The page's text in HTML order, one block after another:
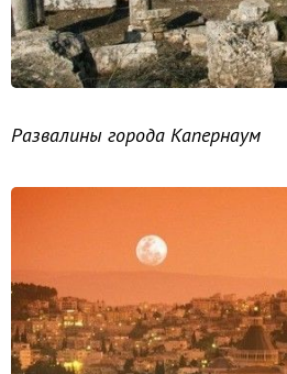
Развалины города Капернаум